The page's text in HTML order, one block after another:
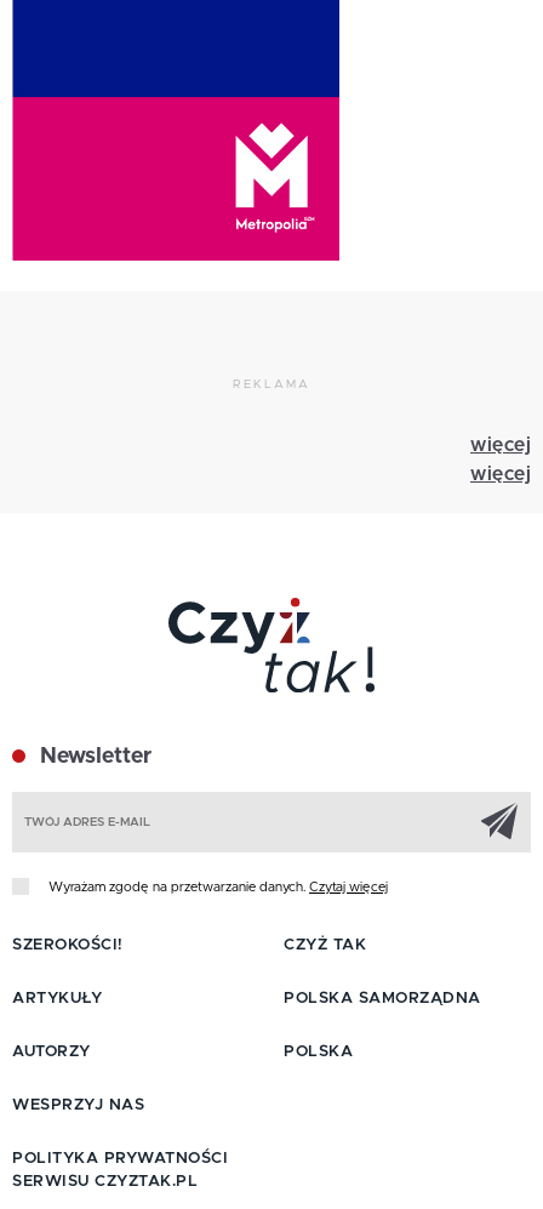
REKLAMA
więcej
więcej
Newsletter
Wyrażam zgodę na przetwarzanie danych. Czytaj więcej
SZEROKOŚCI!
ARTYKUŁY
AUTORZY
CZYŻ TAK
POLSKA SAMORZĄDNA
POLSKA
WESPRZYJ NAS
POLITYKA PRYWATNOŚCI
SERWISU CZYZTAK.PL